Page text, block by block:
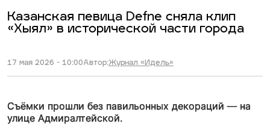
Казанская певица Defne сняла клип
«Хыял» в исторической части города
17 мая 2026 - 10:00Автор:Журнал «Идель»
Съёмки прошли без павильонных декораций — на
улице Адмиралтейской.